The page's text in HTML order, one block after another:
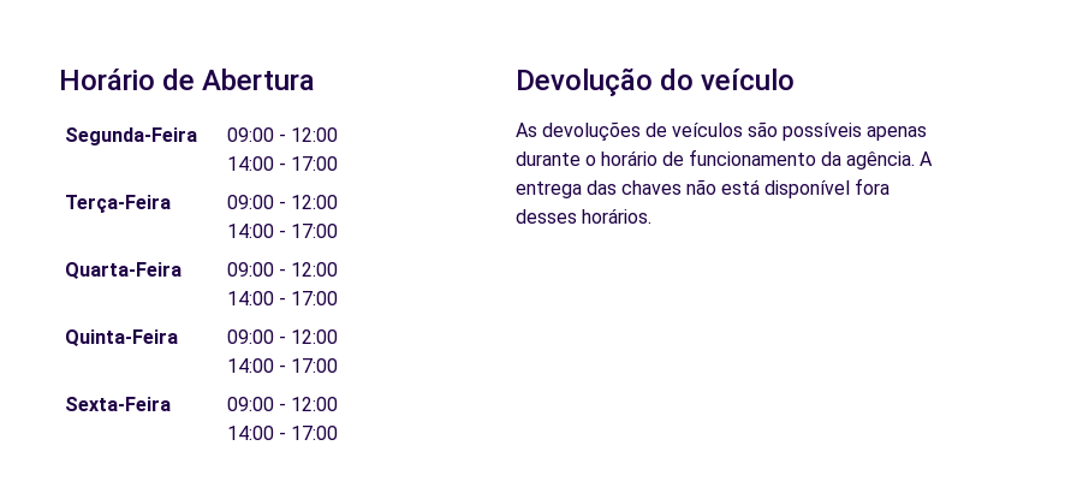
Horário de Abertura
Segunda-Feira
09:00 - 12:00
14:00 - 17:00
Terça-Feira
09:00 - 12:00
14:00 - 17:00
Quarta-Feira
09:00 - 12:00
14:00 - 17:00
Quinta-Feira
09:00 - 12:00
14:00 - 17:00
Sexta-Feira
09:00 - 12:00
14:00 - 17:00
Devolução do veículo
As devoluções de veículos são possíveis apenas
durante o horário de funcionamento da agência. A
entrega das chaves não está disponível fora
desses horários.